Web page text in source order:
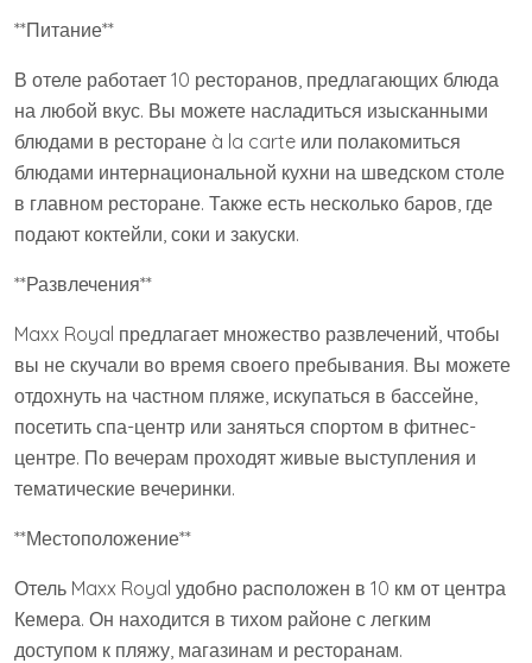
**Питание**
В отеле работает 10 ресторанов, предлагающих блюда
на любой вкус. Вы можете насладиться изысканными
блюдами в ресторане à la carte или полакомиться
блюдами интернациональной кухни на шведском столе
в главном ресторане. Также есть несколько баров, где
подают коктейли, соки и закуски.
**Развлечения**
Maxx Royal предлагает множество развлечений, чтобы
вы не скучали во время своего пребывания. Вы можете
отдохнуть на частном пляже, искупаться в бассейне,
посетить спа-центр или заняться спортом в фитнес-
центре. По вечерам проходят живые выступления и
тематические вечеринки.
**Местоположение**
Отель Maxx Royal удобно расположен в 10 км от центра
Кемера. Он находится в тихом районе с легким
доступом к пляжу, магазинам и ресторанам.